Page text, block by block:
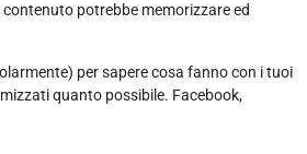
potrebbe memorizzare ed
per sapere cosa fanno con i tuoi
quanto possibile. Facebook,